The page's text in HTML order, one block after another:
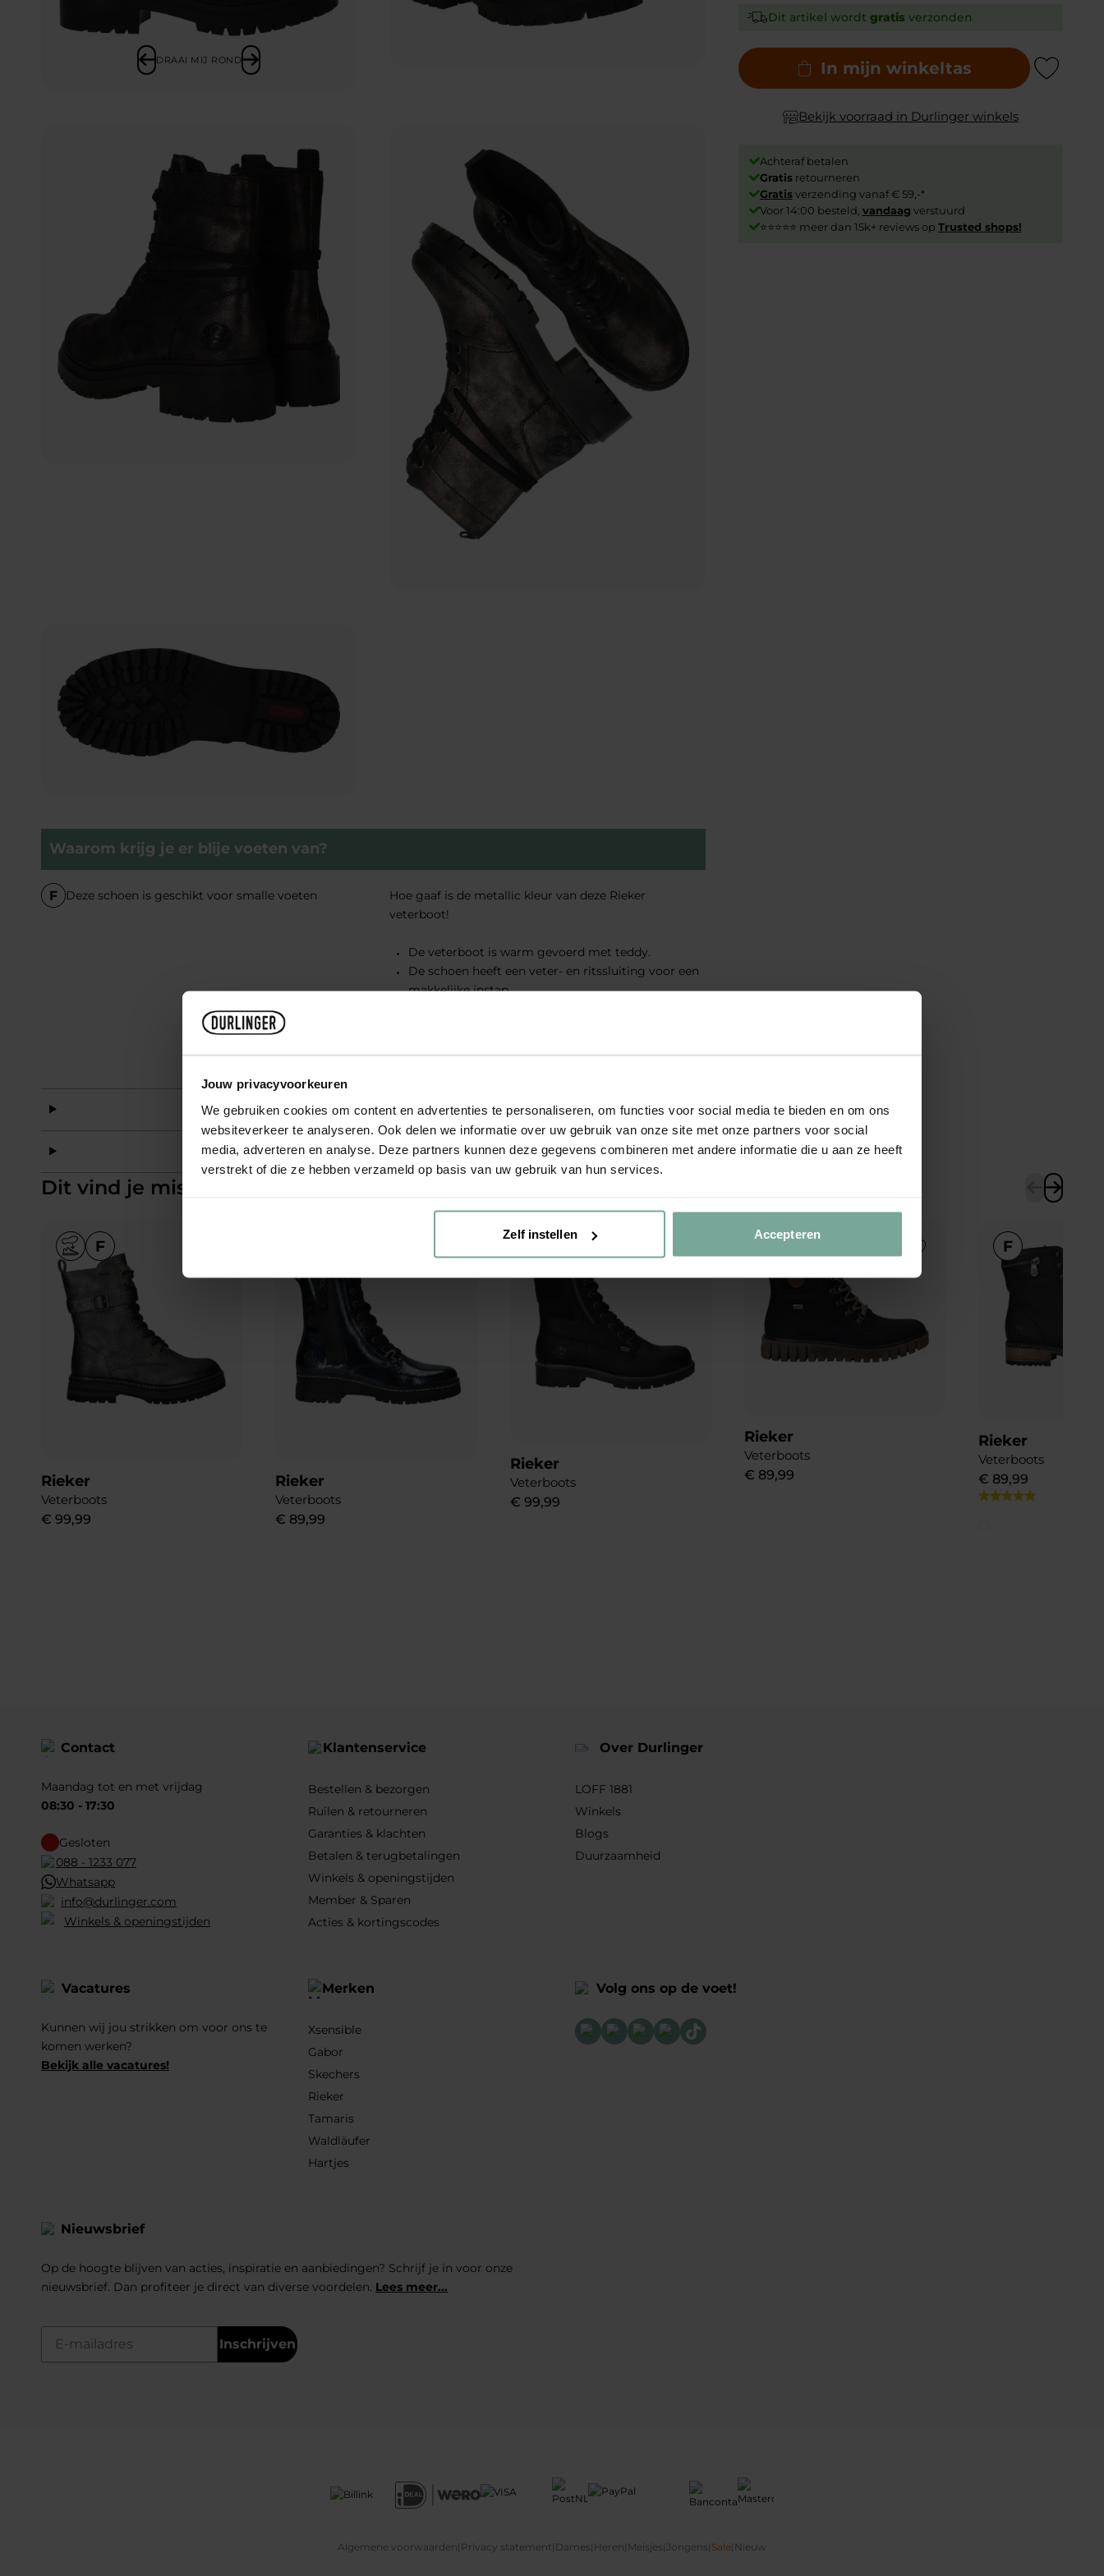
Jouw privacyvoorkeuren
We gebruiken cookies om content en advertenties te personaliseren, om functies voor social media te bieden en om ons
websiteverkeer te analyseren. Ook delen we informatie over uw gebruik van onze site met onze partners voor social
media, adverteren en analyse. Deze partners kunnen deze gegevens combineren met andere informatie die u aan ze heeft
verstrekt of die ze hebben verzameld op basis van uw gebruik van hun services.
Zelf instellen Accepteren
DRAAI MIJ ROND
Waarom krijg je er blije voeten van?
Deze schoen is geschikt voor smalle voeten
Hoe gaaf is de metallic kleur van deze Rieker
veterboot!
De veterboot is warm gevoerd met teddy.
De schoen heeft een veter- en ritssluiting voor een
makkelijke instap.
Materiaal
Materiaal
Dit artikel wordt gratis verzonden
In mijn winkeltas Add to Wishlist
Bekijk voorraad in Durlinger winkels
Achteraf betalen
Gratisretourneren
Gratisverzending vanaf € 59,-*
Voor 14:00 besteld, vandaag verstuurd
⭐⭐⭐⭐⭐ meer dan 15k+ reviews op Trusted shops!
Dit vind je misschien ook leuk
Rieker
Veterboots
€ 99,99
Rieker
Veterboots
€ 89,99
Rieker
Veterboots
€ 99,99
Add to Wishlist
Rieker
Veterboots
€ 89,99
Rieker
Veterboots
€ 89,99
Contact
Maandag tot en met vrijdag
08:30 - 17:30
Gesloten
088 - 1233 077
Whatsapp
info@durlinger.com
Winkels & openingstijden
Klantenservice
Bestellen & bezorgen
Ruilen & retourneren
Garanties & klachten
Betalen & terugbetalingen
Winkels & openingstijden
Member & Sparen
Acties & kortingscodes
Over Durlinger
LOFF 1881
Winkels
Blogs
Duurzaamheid
Vacatures
Kunnen wij jou strikken om voor ons te
komen werken?
Bekijk alle vacatures!
Merken
Xsensible
Gabor
Skechers
Rieker
Tamaris
Waldläufer
Hartjes
Volg ons op de voet!
Nieuwsbrief
Op de hoogte blijven van acties, inspiratie en aanbiedingen? Schrijf je in voor onze
nieuwsbrief. Dan profiteer je direct van diverse voordelen. Lees meer...
Inschrijven
Algemene voorwaarden Privacy statement Dames Heren Meisjes Jongens Sale Nieuw